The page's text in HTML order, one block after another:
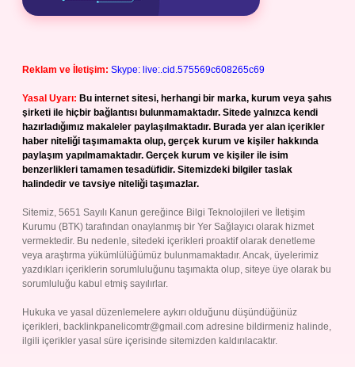
Reklam ve İletişim: Skype: live:.cid.575569c608265c69
Yasal Uyarı: Bu internet sitesi, herhangi bir marka, kurum veya şahıs
şirketi ile hiçbir bağlantısı bulunmamaktadır. Sitede yalnızca kendi
hazırladığımız makaleler paylaşılmaktadır. Burada yer alan içerikler
haber niteliği taşımamakta olup, gerçek kurum ve kişiler hakkında
paylaşım yapılmamaktadır. Gerçek kurum ve kişiler ile isim
benzerlikleri tamamen tesadüfidir. Sitemizdeki bilgiler taslak
halindedir ve tavsiye niteliği taşımazlar.
Sitemiz, 5651 Sayılı Kanun gereğince Bilgi Teknolojileri ve İletişim
Kurumu (BTK) tarafından onaylanmış bir Yer Sağlayıcı olarak hizmet
vermektedir. Bu nedenle, sitedeki içerikleri proaktif olarak denetleme
veya araştırma yükümlülüğümüz bulunmamaktadır. Ancak, üyelerimiz
yazdıkları içeriklerin sorumluluğunu taşımakta olup, siteye üye olarak bu
sorumluluğu kabul etmiş sayılırlar.
Hukuka ve yasal düzenlemelere aykırı olduğunu düşündüğünüz
içerikleri, backlinkpanelicomtr@gmail.com adresine bildirmeniz halinde,
ilgili içerikler yasal süre içerisinde sitemizden kaldırılacaktır.